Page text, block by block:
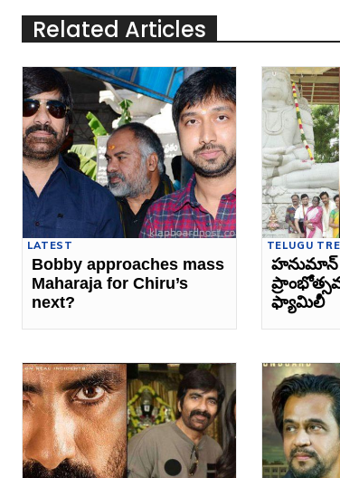
Related Articles
LATEST
Bobby approaches mass
Maharaja for Chiru’s
next?
TELUGU
ఫ్యామిలీ